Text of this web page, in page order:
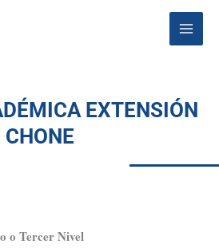
Main
Menu
EXTENSIÓN
CHONE
o Tercer Nivel